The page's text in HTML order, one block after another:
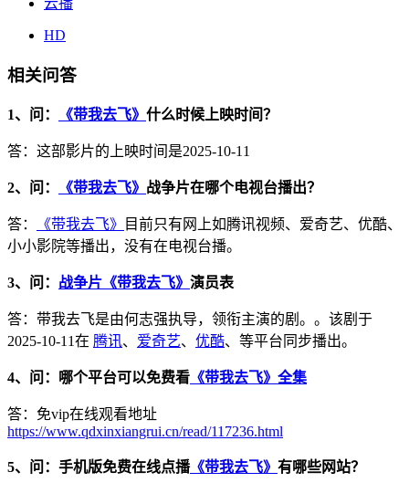
HD
相关问答
1、问： 《带我去飞》 什么时候上映时间？
答：这部影片的上映时间是2025-10-11
2、问： 《带我去飞》 战争片在哪个电视台播出？
答： 《带我去飞》
目前只有网上如腾讯视频、爱奇艺、优酷、
小小影院等播出，没有在电视台播。
3、问： 战争片《带我去飞》 演员表
答：带我去飞是由何志强执导，领衔主演的剧。。该剧于
2025-10-11在 腾讯、 爱奇艺、 优酷、等平台同步播出。
4、问：哪个平台可以免费看 《带我去飞》全集
答：免vip在线观看地址
https://www.qdxinxiangrui.cn/read/117236.html
5、问：手机版免费在线点播《带我去飞》 有哪些网站？